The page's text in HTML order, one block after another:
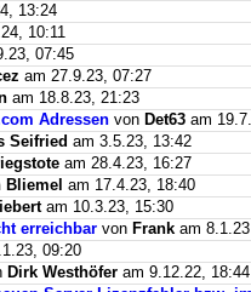
13:24
10:11
07:45
am 27.9.23, 07:27
am 18.8.23, 21:23
Adressen von Det63 am
Seifried am 3.5.23, 13:42
am 28.4.23, 16:27
Bliemel am 17.4.23, 18:40
am 10.3.23, 15:30
erreichbar von Frank am
09:20
Dirk Westhöfer am 9.12.22, 18:44